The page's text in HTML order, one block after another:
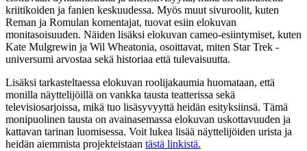
kriitikoiden ja fanien keskuudessa. Myös muut sivuroolit, kuten
Reman ja Romulan komentajat, tuovat esiin elokuvan
monitasoisuuden. Näiden lisäksi elokuvan cameo-esiintymiset, kuten
Kate Mulgrewin ja Wil Wheatonia, osoittavat, miten Star Trek -
universumi arvostaa sekä historiaa että tulevaisuutta.
Lisäksi tarkasteltaessa elokuvan roolijakaumia huomataan, että
monilla näyttelijöillä on vankka tausta teatterissa sekä
televisiosarjoissa, mikä tuo lisäsyvyyttä heidän esityksiinsä. Tämä
monipuolinen tausta on avainasemassa elokuvan uskottavuuden ja
kattavan tarinan luomisessa. Voit lukea lisää näyttelijöiden urista ja
heidän aiemmista projekteistaan tästä linkistä.